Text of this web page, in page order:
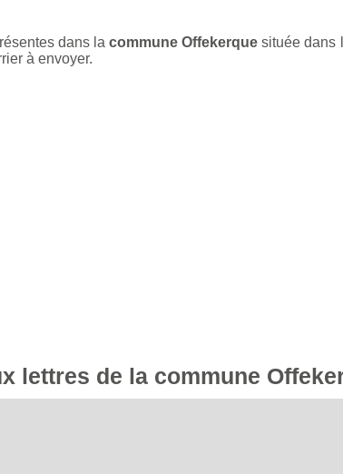
dans lacommune Offekerque située dans
à envoyer.
lettres de la commune